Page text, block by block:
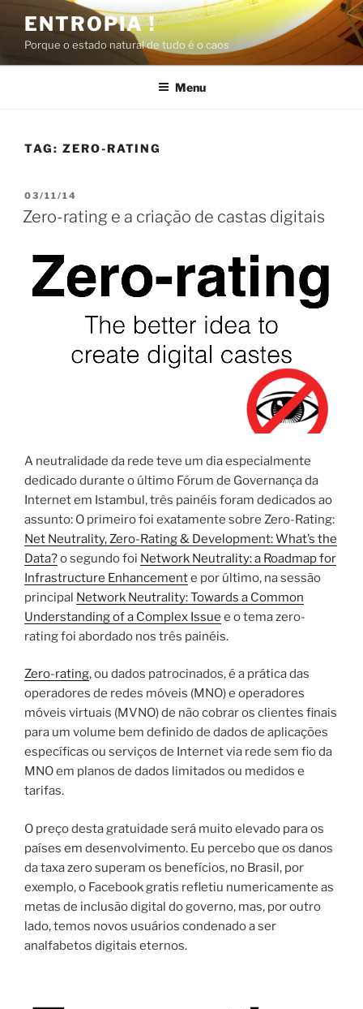
conteúdo
ENTROPIA !
Porque o estado natural de tudo é o caos
Menu
TAG: ZERO-RATING
PUBLICADO
EM
03/11/14
Zero-rating e a criação de castas digitais
A neutralidade da rede teve um diaespecialmente
dedicadodurante o último Fórum de Governança da
Internetem Istambul,três painéis foram dedicados ao
assunto: O primeiro foi exatamente sobre Zero-Rating:
Net Neutrality, Zero-Rating & Development: What’s the
Data?o segundo foi Network Neutrality: a Roadmap for
Infrastructure Enhancemente por último, na sessão
principal Network Neutrality: Towards a Common
Understanding of a Complex Issue e o tema zero-
rating foi abordado nos três painéis.
Zero-rating,ou dados patrocinados,é a prática das
operadores de redes móveis (MNO) e operadores
móveis virtuais (MVNO) de não cobraros clientes finais
para um volume bem definido de dados de aplicações
específicas ou serviços de Internetvia rede sem fioda
MNOem planos de dados limitados ou medidos e
tarifas.
O preço desta gratuidade será muito elevado paraos
países em desenvolvimento. Eu percebo que os danos
da taxa zerosuperam os benefícios, no Brasil, por
exemplo, o Facebook gratis refletiu numericamente as
metas de inclusão digital do governo, mas, por outro
lado, temos novos usuários condenado a ser
analfabetos digitais eternos.